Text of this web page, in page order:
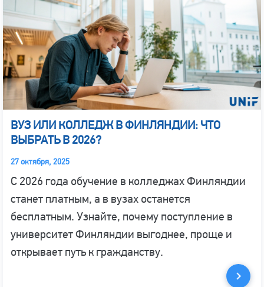
ВУЗ ИЛИ КОЛЛЕДЖ В ФИНЛЯНДИИ: ЧТО
ВЫБРАТЬ В 2026?
27 октября, 2025
С 2026 года обучение в колледжах Финляндии
станет платным, а в вузах останется
бесплатным. Узнайте, почему поступление в
университет Финляндии выгоднее, проще и
открывает путь к гражданству.